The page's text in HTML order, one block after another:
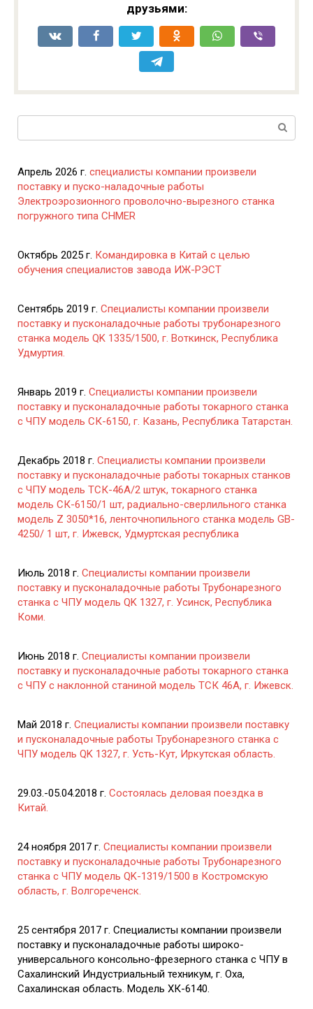
друзьями:
Апрель 2026 г. специалисты компании произвели
поставку и пуско-наладочные работы
Электроэрозионного проволочно-вырезного станка
погружного типа CHMER
Октябрь 2025 г. Командировка в Китай с целью
обучения специалистов завода ИЖ-РЭСТ
Сентябрь 2019 г. Специалисты компании произвели
поставку и пусконаладочные работы трубонарезного
станка модель QK 1335/1500, г. Воткинск, Республика
Удмуртия.
Январь 2019 г. Специалисты компании произвели
поставку и пусконаладочные работы токарного станка
с ЧПУ модель СК-6150, г. Казань, Республика Татарстан.
Декабрь 2018 г. Специалисты компании произвели
поставку и пусконаладочные работы токарных станков
с ЧПУ модель ТСК-46А/2 штук, токарного станка
модель СК-6150/1 шт, радиально-сверлильного станка
модель Z 3050*16, ленточнопильного станка модель GB-
4250/ 1 шт, г. Ижевск, Удмуртская республика
Июль 2018 г. Специалисты компании произвели
поставку и пусконаладочные работы Трубонарезного
станка с ЧПУ модель QK 1327, г. Усинск, Республика
Коми.
Июнь 2018 г. Специалисты компании произвели
поставку и пусконаладочные работы токарного станка
с ЧПУ с наклонной станиной модель ТСК 46А, г. Ижевск.
Май 2018 г. Специалисты компании произвели поставку
и пусконаладочные работы Трубонарезного станка с
ЧПУ модель QK 1327, г. Усть-Кут, Иркутская область.
29.03.-05.04.2018 г. Состоялась деловая поездка в
Китай.
24 ноября 2017 г. Специалисты компании произвели
поставку и пусконаладочные работы Трубонарезного
станка с ЧПУ модель QK-1319/1500 в Костромскую
область, г. Волгореченск.
25 сентября 2017 г. Специалисты компании произвели
поставку и пусконаладочные работы широко-
универсального консольно-фрезерного станка с ЧПУ в
Сахалинский Индустриальный техникум, г. Оха,
Сахалинская область. Модель ХК-6140.